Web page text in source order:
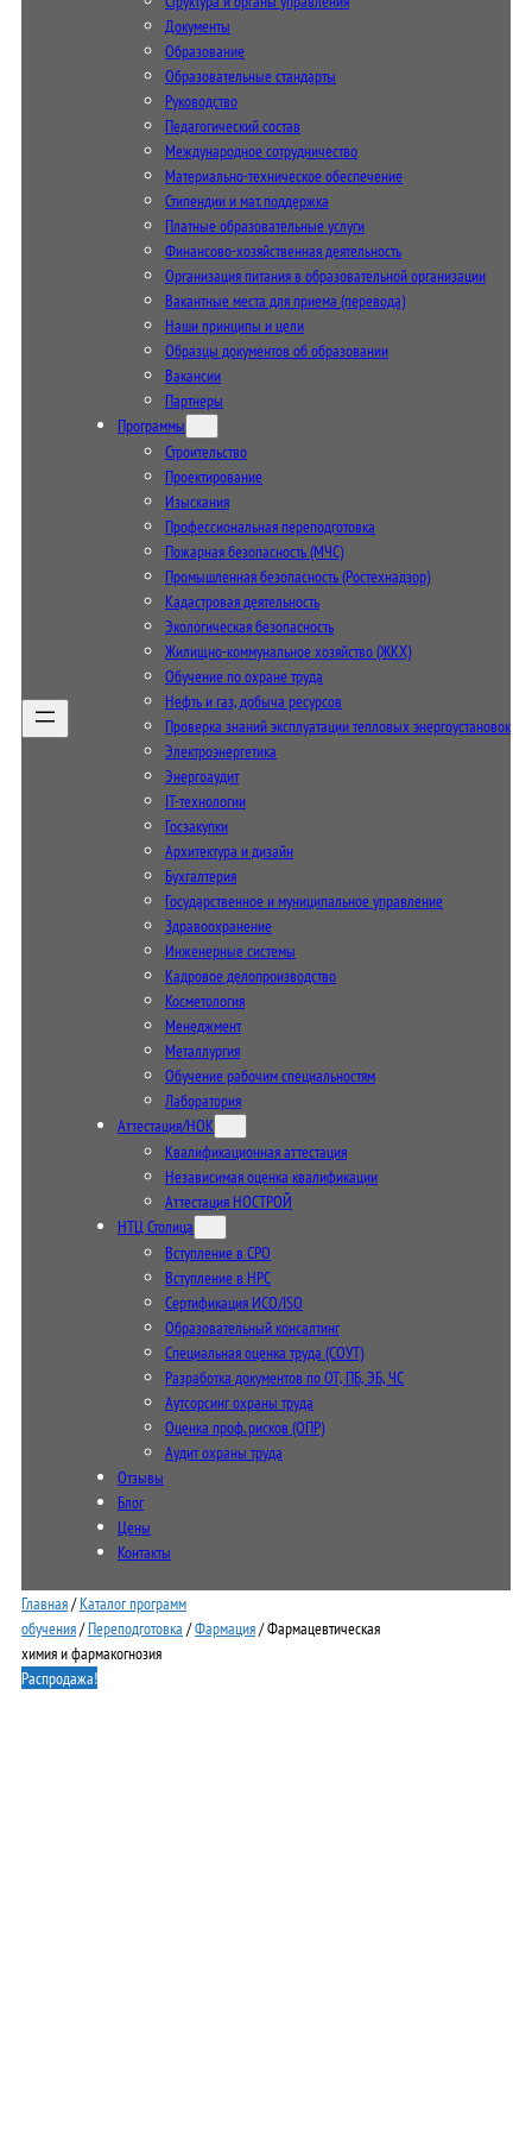
Документы
Образование
Образовательные стандарты
Руководство
Педагогический состав
Международное сотрудничество
Материально-техническое обеспечение
Стипендии и мат. поддержка
Платные образовательные услуги
Финансово-хозяйственная деятельность
Организация питания в образовательной организации
Вакантные места для приема (перевода)
Наши принципы и цели
Образцы документов об образовании
Вакансии
Партнеры
Программы
Строительство
Проектирование
Изыскания
Профессиональная переподготовка
Пожарная безопасность (МЧС)
Промышленная безопасность (Ростехнадзор)
Кадастровая деятельность
Экологическая безопасность
Жилищно-коммунальное хозяйство (ЖКХ)
Обучение по охране труда
Нефть и газ, добыча ресурсов
Проверка знаний эксплуатации тепловых энергоустановок
Электроэнергетика
Энергоаудит
IT-технологии
Госзакупки
Архитектура и дизайн
Бухгалтерия
Государственное и муниципальное управление
Здравоохранение
Инженерные системы
Кадровое делопроизводство
Косметология
Менеджмент
Металлургия
Обучение рабочим специальностям
Лаборатория
Аттестация/НОК
Квалификационная аттестация
Независимая оценка квалификации
Аттестация НОСТРОЙ
НТЦ Столица
Вступление в СРО
Вступление в НРС
Сертификация ИСО/ISO
Образовательный консалтинг
Специальная оценка труда (СОУТ)
Разработка документов по ОТ, ПБ, ЭБ, ЧС
Аутсорсинг охраны труда
Оценка проф. рисков (ОПР)
Аудит охраны труда
Отзывы
Блог
Цены
Контакты
Главная/Каталог программ
обучения/Переподготовка /Фармация/ Фармацевтическая
химия и фармакогнозия
Распродажа!